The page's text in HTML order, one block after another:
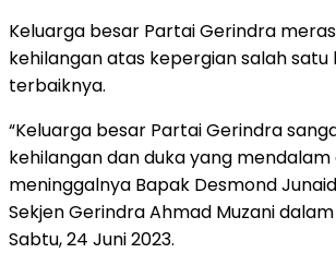
Keluarga besar Partai Gerindra
kehilangan atas kepergian salah satu
terbaiknya.
“Keluarga besar Partai Gerindra
kehilangan dan duka yang
meninggalnya Bapak Desmond
Sekjen Gerindra Ahmad Muzani
Sabtu, 24 Juni 2023.